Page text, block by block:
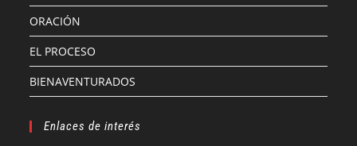
ORACIÓN
EL PROCESO
BIENAVENTURADOS
Enlaces de interés